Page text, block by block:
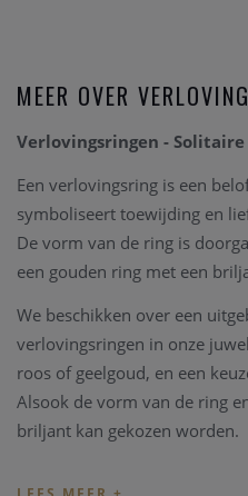
MEER OVER
Verlovingsringen -
Een verlovingsring is een
symboliseert toewijding en
De vorm van de ring is
een gouden ring met een
We beschikken over een
verlovingsringen in onze
roos of geelgoud, en een
Alsook de vorm van de ring
briljant kan gekozen worden.